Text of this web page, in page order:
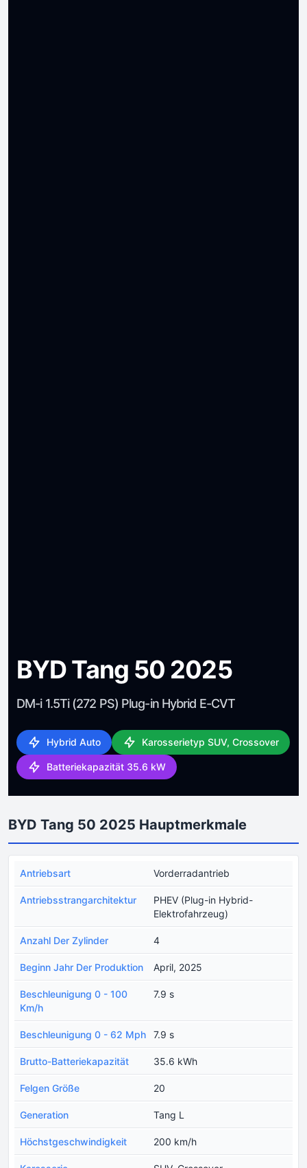
BYD Tang 50 2025
DM-i 1.5Ti (272 PS) Plug-in Hybrid E-CVT
Hybrid Auto Karosserietyp SUV, Crossover
Batteriekapazität 35.6 kW
BYD Tang 50 2025 Hauptmerkmale
Antriebsart Vorderradantrieb
Antriebsstrangarchitektur
PHEV (Plug-in Hybrid-
Elektrofahrzeug)
Anzahl Der Zylinder 4
Beginn Jahr Der Produktion April, 2025
Beschleunigung 0 - 100
Km/h
7.9 s
Beschleunigung 0 - 62 Mph 7.9 s
Brutto-Batteriekapazität 35.6 kWh
Felgen Größe 20
Generation Tang L
Höchstgeschwindigkeit 200 km/h